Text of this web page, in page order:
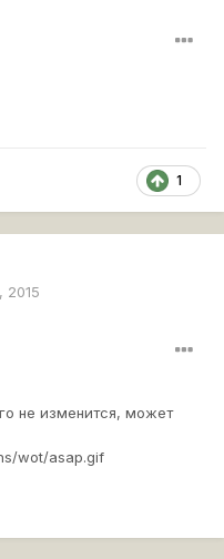
1
2015
не изменится, может
wot/asap.gif